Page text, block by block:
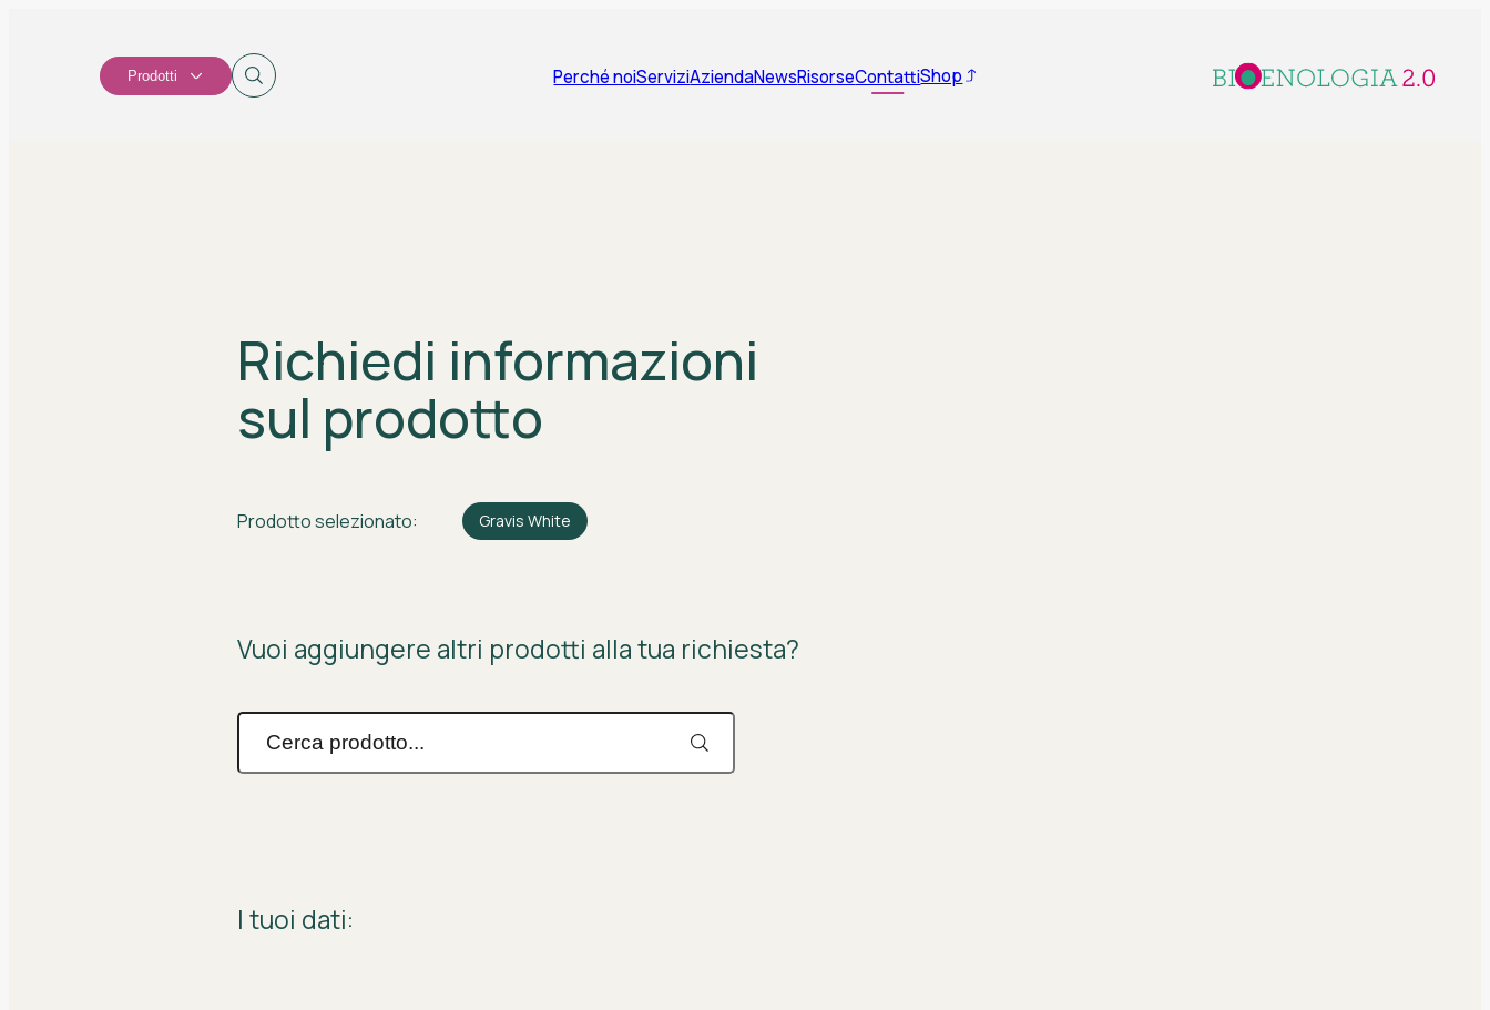
Prodotti Perché noiServiziAziendaNewsRisorseContattiShop
Richiedi informazioni
sul prodotto
Prodotto selezionato: Gravis White
Vuoi aggiungere altri prodotti alla tua richiesta?
I tuoi dati: